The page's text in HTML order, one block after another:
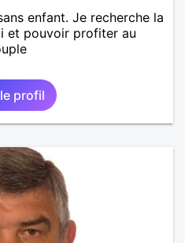
enfant. Je recherche la
et pouvoir profiter au
profil